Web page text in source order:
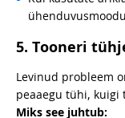
5. Tooneri
Levinud probleem
peaaegu tühi, kuigi
Miks see juhtub: